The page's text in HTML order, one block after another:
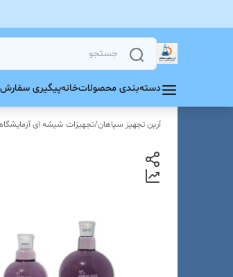
دسته‌بندی محصولاتخانهپیگیری سفارش
آرین تجهیز سپاهان/تجهیزات شیشه ای